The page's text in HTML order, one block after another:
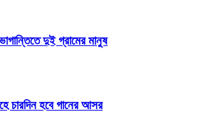
দুই গ্রামের মানুষ
চারদিন হবে গানের আসর